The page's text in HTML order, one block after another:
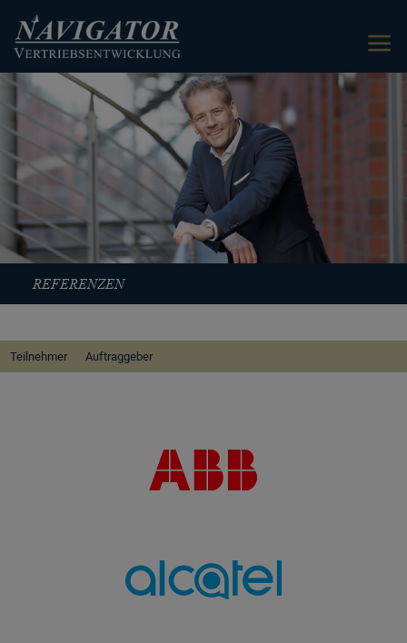
REFERENZEN
Teilnehmer Auftraggeber